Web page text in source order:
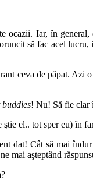
Iar, în
să fac acel
ceva de păpat.
buddies! Nu! Să fie clar
ştie el.. tot sper eu) în
dat! Cât să mai
mai aşteptând